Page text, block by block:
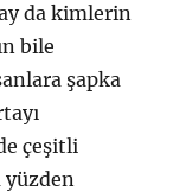
da kimlerin
bile
şapka
çeşitli
yüzden